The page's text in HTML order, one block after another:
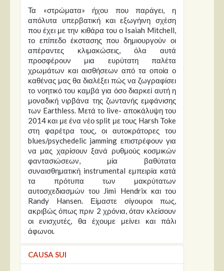
Τα «στρώματα» ήχου που παράγει, η
απόλυτα υπερβατική και εξωγήινη σχέση
που έχει με την κιθάρα του ο Isaiah Mitchell,
το επίπεδο έκστασης που δημιουργούν οι
απέραντες κλιμακώσεις, όλα αυτά
προσφέρουν μια ευρύτατη παλέτα
χρωμάτων και αισθήσεων από τα οποία ο
καθένας μας θα διαλέξει πώς να ζωγραφίσει
το νοητικό του καμβά για όσο διαρκεί αυτή η
μοναδική νιρβάνα της ζωντανής εμφάνισης
των Earthless. Μετά το live- αποκάλυψη του
2014 και με ένα νέο split με τους Harsh Toke
στη φαρέτρα τους, οι αυτοκράτορες του
blues/psychedelic jamming επιστρέφουν για
να μας χαρίσουν ξανά ρυθμούς κοσμικών
φαντασιώσεων, μία βαθύτατα
συναισθηματική instrumental εμπειρία κατά
τα πρότυπα των μακρύτατων
αυτοσχεδιασμών του Jimi Hendrix και του
Randy Hansen. Είμαστε σίγουροι πως,
ακριβώς όπως πριν 2 χρόνια, όταν κλείσουν
οι ενισχυτές, θα έχουμε μείνει και πάλι
άφωνοι.
CAUSA SUI